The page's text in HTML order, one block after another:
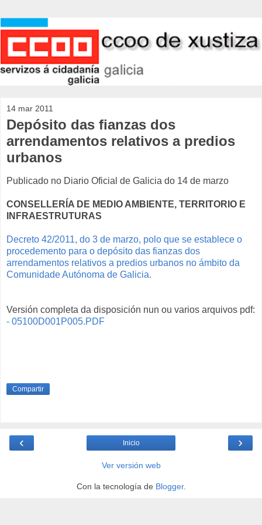
14 mar 2011
Depósito das fianzas dos
arrendamentos relativos a predios
urbanos
Publicado no Diario Oficial de Galicia do 14 de marzo
CONSELLERÍA DE MEDIO AMBIENTE, TERRITORIO E
INFRAESTRUTURAS
Decreto 42/2011, do 3 de marzo, polo que se establece o
procedemento para o depósito das fianzas dos
arrendamentos relativos a predios urbanos no ámbito da
Comunidade Autónoma de Galicia.
Versión completa da disposición nun ou varios arquivos pdf:
- 05100D001P005.PDF
Compartir
‹ ›
Inicio
Ver versión web
Con la tecnología de Blogger.